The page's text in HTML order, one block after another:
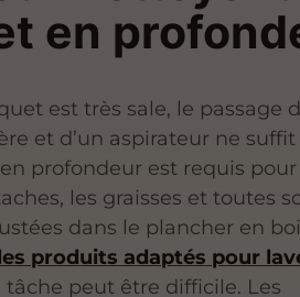
en
est très sale, le passage
et d’un aspirateur ne suffit
profondeur est requis pour
les graisses et toutes
dans le plancher en
produits adaptés pour
tâche peut être difficile. Les